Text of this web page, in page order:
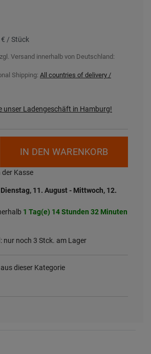
€ / Stück
Versand innerhalb von Deutschland:
Shipping: All countries of delivery /
unser Ladengeschäft in Hamburg!
IN DEN WARENKORB
Kasse
Dienstag, 11. August - Mittwoch, 12.
1 Tag(e) 14 Stunden 32 Minuten
nur noch 3 Stck. am Lager
dieser Kategorie